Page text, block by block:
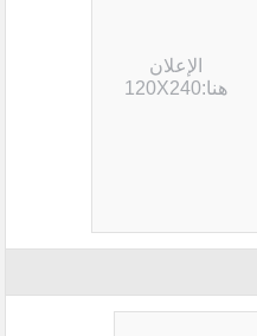
الإعلان
هنا:120X240